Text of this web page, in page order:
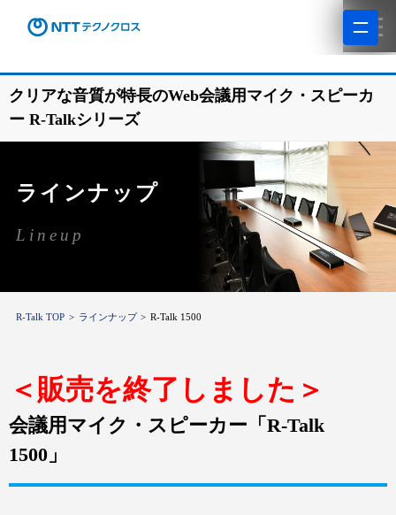
クリアな音質が特長のWeb会議用マイク・スピーカ
ー R-Talkシリーズ
ラインナップ
Lineup
R-Talk TOP ラインナップ R-Talk 1500
＜販売を終了しました＞
会議用マイク・スピーカー「R-Talk
1500」